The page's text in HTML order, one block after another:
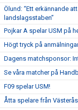
Ölund: “Ett erkännande
landslagsstaben”
Pojkar A spelar USM på
Högt tryck på
Dagens matchsponsor:
Se våra matcher på
F09 spelar USM!
Åtta spelare från